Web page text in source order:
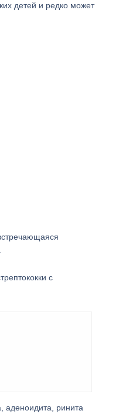
детей и редко может
с
аденоидита, ринита